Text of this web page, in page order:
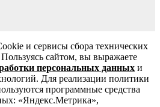
и сервисы сбора технических
сайтом, вы выражаете
персональных данных и
Для реализации политики
программные средства
«Яндекс.Метрика»,